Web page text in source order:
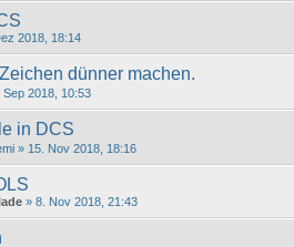
2018, 18:14
dünner machen.
Sep 2018, 10:53
in DCS
» 15. Nov 2018, 18:16
» 8. Nov 2018, 21:43